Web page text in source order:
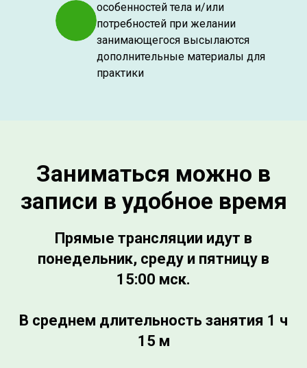
особенностей тела и/или
потребностей при желании
занимающегося высылаются
дополнительные материалы для
практики
Заниматься можно в
записи в удобное время
Прямые трансляции идут в
понедельник, среду и пятницу в
15:00 мск.
В среднем длительность занятия 1 ч
15 м